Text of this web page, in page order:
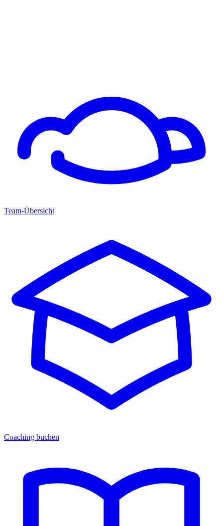
Team-Übersicht
Coaching buchen